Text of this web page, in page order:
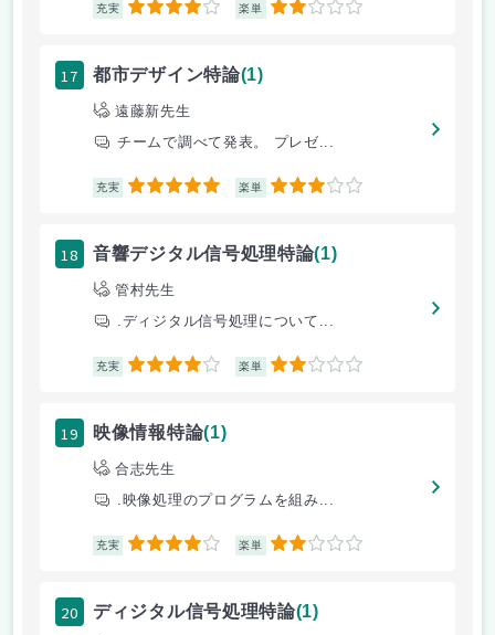
充実 4 楽単 2
17 都市デザイン特論(1)
遠藤新先生
チームで調べて発表。 プレゼ...
充実 5 楽単 3
18 音響デジタル信号処理特論(1)
管村先生
.ディジタル信号処理について...
充実 4 楽単 2
19 映像情報特論(1)
合志先生
.映像処理のプログラムを組み...
充実 4 楽単 2
20 ディジタル信号処理特論(1)